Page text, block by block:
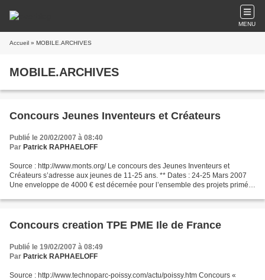
MENU
Accueil » MOBILE.ARCHIVES
MOBILE.ARCHIVES
Concours Jeunes Inventeurs et Créateurs
Publié le 20/02/2007 à 08:40
Par Patrick RAPHAELOFF
Source : http://www.monts.org/ Le concours des Jeunes Inventeurs et
Créateurs s’adresse aux jeunes de 11-25 ans. ** Dates : 24-25 Mars 2007
Une enveloppe de 4000 € est décernée pour l’ensemble des projets primés
Concours creation TPE PME Ile de France
Publié le 19/02/2007 à 08:49
Par Patrick RAPHAELOFF
Source : http://www.technoparc-poissy.com/actu/poissy.htm Concours «